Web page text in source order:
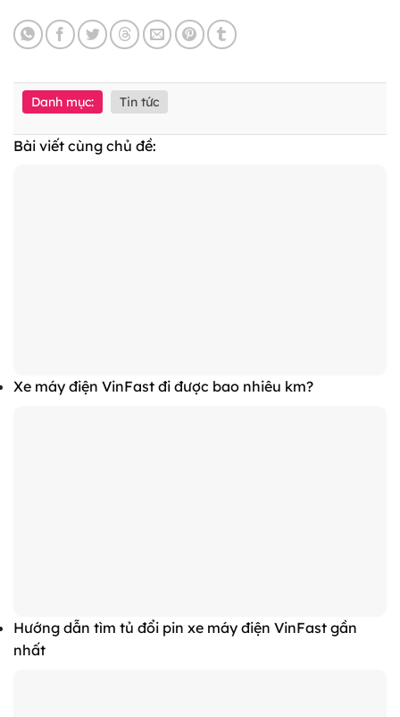
Danh mục: Tin tức
Bài viết cùng chủ đề:
Xe máy điện VinFast đi được bao nhiêu km?
Hướng dẫn tìm tủ đổi pin xe máy điện VinFast gần
nhất